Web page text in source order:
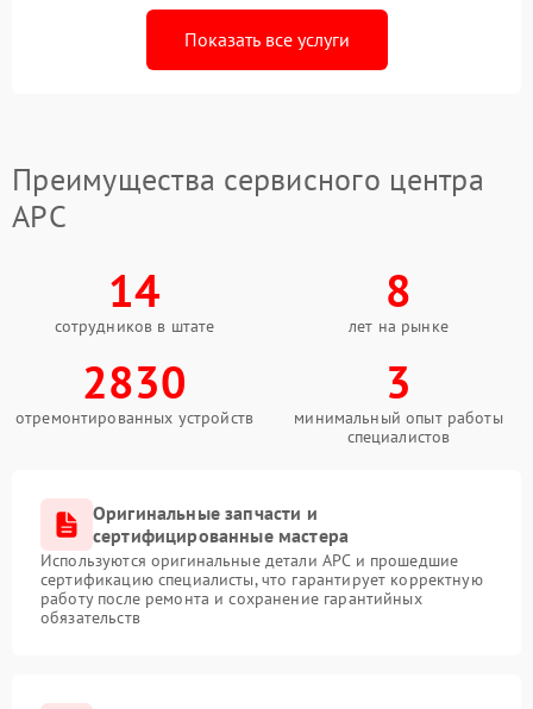
Показать все услуги
Преимущества сервисного центра
APC
14
сотрудников в штате
8
лет на рынке
2830
отремонтированных устройств
3
минимальный опыт работы
специалистов
Оригинальные запчасти и
сертифицированные мастера
Используются оригинальные детали APC и прошедшие
сертификацию специалисты, что гарантирует корректную
работу после ремонта и сохранение гарантийных
обязательств